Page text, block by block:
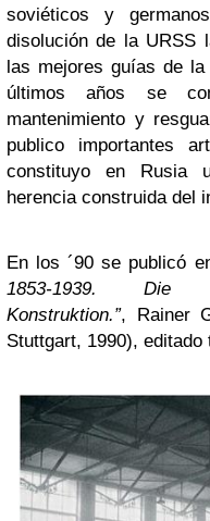
soviéticos y
disolución de la URSS
las mejores guías de
últimos años se
mantenimiento y
publico importantes
constituyo en Rusia
herencia construida del
En los ´90 se publicó
1853-1939. Die
Konstruktion.”, Rainer
Stuttgart, 1990), editado